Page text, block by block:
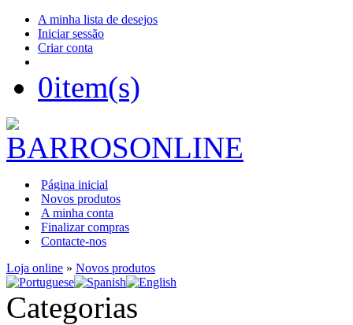
A minha lista de desejos
Iniciar sessão
Criar conta
0item(s)
Página inicial
Novos produtos
A minha conta
Finalizar compras
Contacte-nos
Loja online » Novos produtos
Categorias